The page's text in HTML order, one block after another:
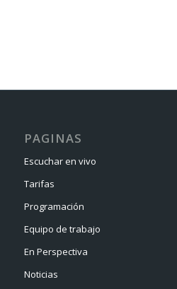
PAGINAS
Escuchar en vivo
Tarifas
Programación
Equipo de trabajo
En Perspectiva
Noticias